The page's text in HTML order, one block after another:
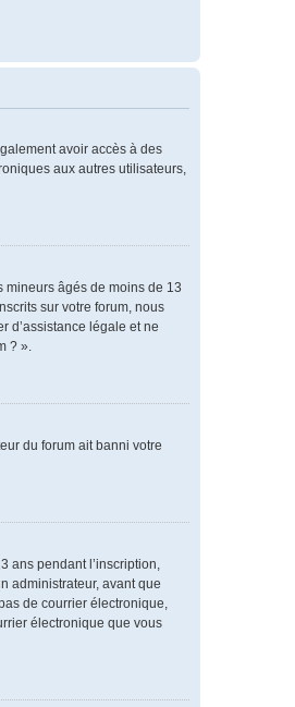
avoir accès à des
aux autres utilisateurs,
mineurs âgés de moins de 13
sur votre forum, nous
d’assistance légale et ne
? ».
du forum ait banni votre
ans pendant l’inscription,
administrateur, avant que
de courrier électronique,
électronique que vous